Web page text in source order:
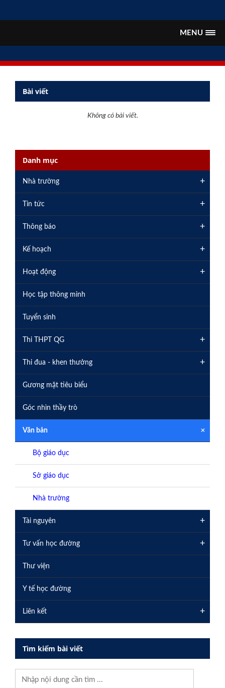
MENU
Bài viết
Không có bài viết.
Danh mục
Nhà trường +
Tin tức +
Thông báo +
Kế hoạch +
Hoạt động +
Học tập thông minh
Tuyển sinh
Thi THPT QG +
Thi đua - khen thưởng +
Gương mặt tiêu biểu
Góc nhìn thầy trò
Văn bản +
Bộ giáo dục
Sở giáo dục
Nhà trường
Tài nguyên +
Tư vấn học đường +
Thư viện
Y tế học đường
Liên kết +
Tìm kiếm bài viết